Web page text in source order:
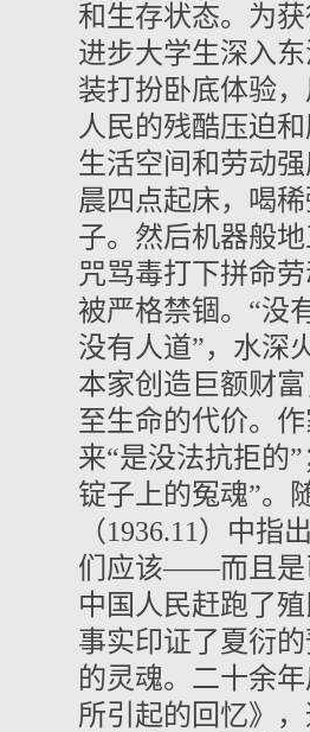
和生存状态。为
进步大学生深入
装打扮卧底体验
人民的残酷压迫
生活空间和劳动
晨四点起床，喝
子。然后机器般
咒骂毒打下拼命
被严格禁锢。“
没有人道”，水深
本家创造巨额财
至生命的代价。
来“是没法抗拒的
锭子上的冤魂”。
（1936.11）中
们应该——而且是
中国人民赶跑了
事实印证了夏衍
的灵魂。二十余
所引起的回忆》